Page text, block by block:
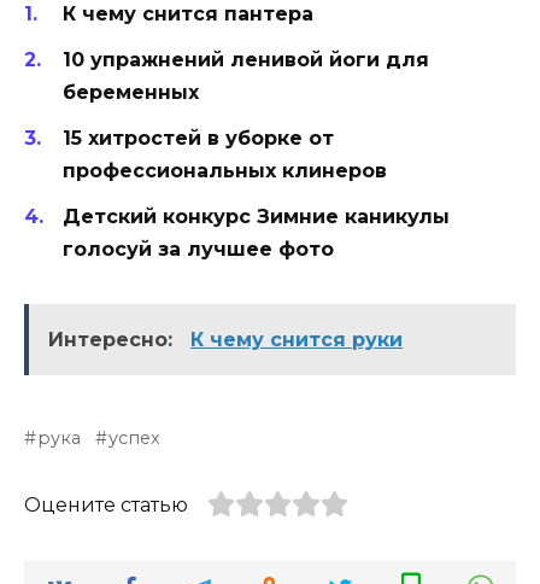
К чему снится пантера
10 упражнений ленивой йоги для
беременных
15 хитростей в уборке от
профессиональных клинеров
Детский конкурс Зимние каникулы
голосуй за лучшее фото
Интересно: К чему снится руки
рука успех
Оцените статью